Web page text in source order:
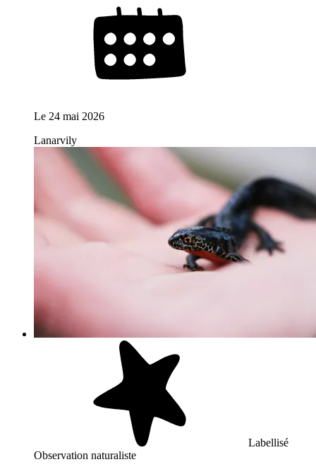
Le 24 mai 2026
Lanarvily
Labellisé
Observation naturaliste